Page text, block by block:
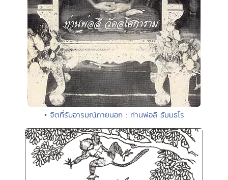
• จิตที่รับอารมณ์ภายนอก : ท่านพ่อลี ธัมมธโร